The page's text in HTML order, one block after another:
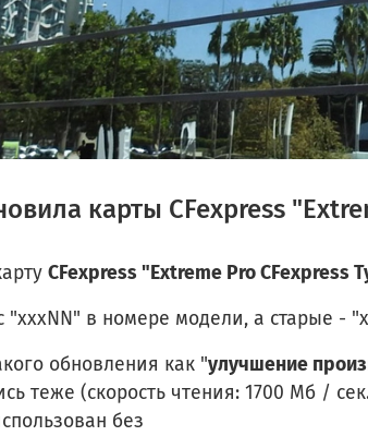
карты CFexpress
CFexpress "Extreme Pro CFexpress
в номере модели, а старые -
обновления как "улучшение
теже (скорость чтения: 1700 Мб /
без